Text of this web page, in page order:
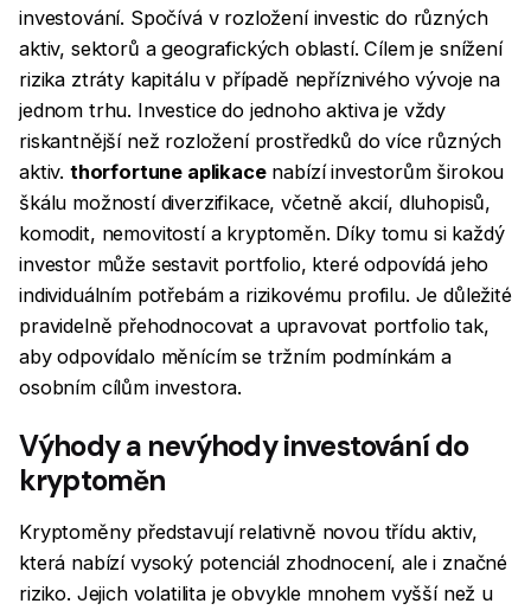
investování. Spočívá v rozložení investic do různých
aktiv, sektorů a geografických oblastí. Cílem je snížení
rizika ztráty kapitálu v případě nepříznivého vývoje na
jednom trhu. Investice do jednoho aktiva je vždy
riskantnější než rozložení prostředků do více různých
aktiv. thorfortune aplikacenabízí investorům širokou
škálu možností diverzifikace, včetně akcií, dluhopisů,
komodit, nemovitostí a kryptoměn. Díky tomu si každý
investor může sestavit portfolio, které odpovídá jeho
individuálním potřebám a rizikovému profilu. Je důležité
pravidelně přehodnocovat a upravovat portfolio tak,
aby odpovídalo měnícím se tržním podmínkám a
osobním cílům investora.
Výhody a nevýhody investování do
kryptoměn
Kryptoměny představují relativně novou třídu aktiv,
která nabízí vysoký potenciál zhodnocení, ale i značné
riziko. Jejich volatilita je obvykle mnohem vyšší než u